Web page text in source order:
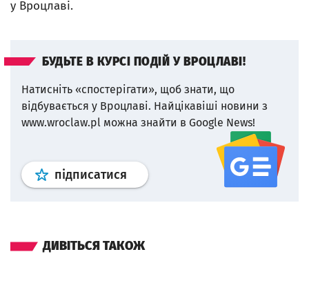
у Вроцлаві.
БУДЬТЕ В КУРСІ ПОДІЙ У ВРОЦЛАВІ!
Натисніть «спостерігати», щоб знати, що
відбувається у Вроцлаві. Найцікавіші новини з
www.wroclaw.pl можна знайти в Google News!
підписатися Профіль google news
ДИВІТЬСЯ ТАКОЖ